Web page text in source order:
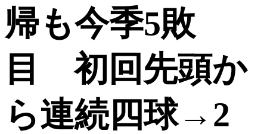
帰も今季5敗
目 初回先頭か
ら連続四球→2